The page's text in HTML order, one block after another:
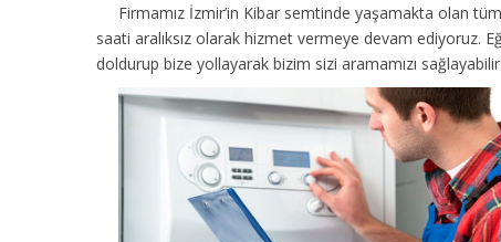
Firmamız İzmir’in Kibar semtinde yaşamakta olan
saati aralıksız olarak hizmet vermeye devam ediyoruz.
doldurup bize yollayarak bizim sizi aramamızı